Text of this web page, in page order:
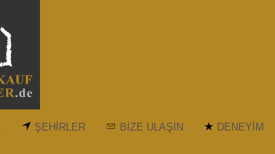
ŞEHIRLER BIZE ULAŞIN DENEYIM